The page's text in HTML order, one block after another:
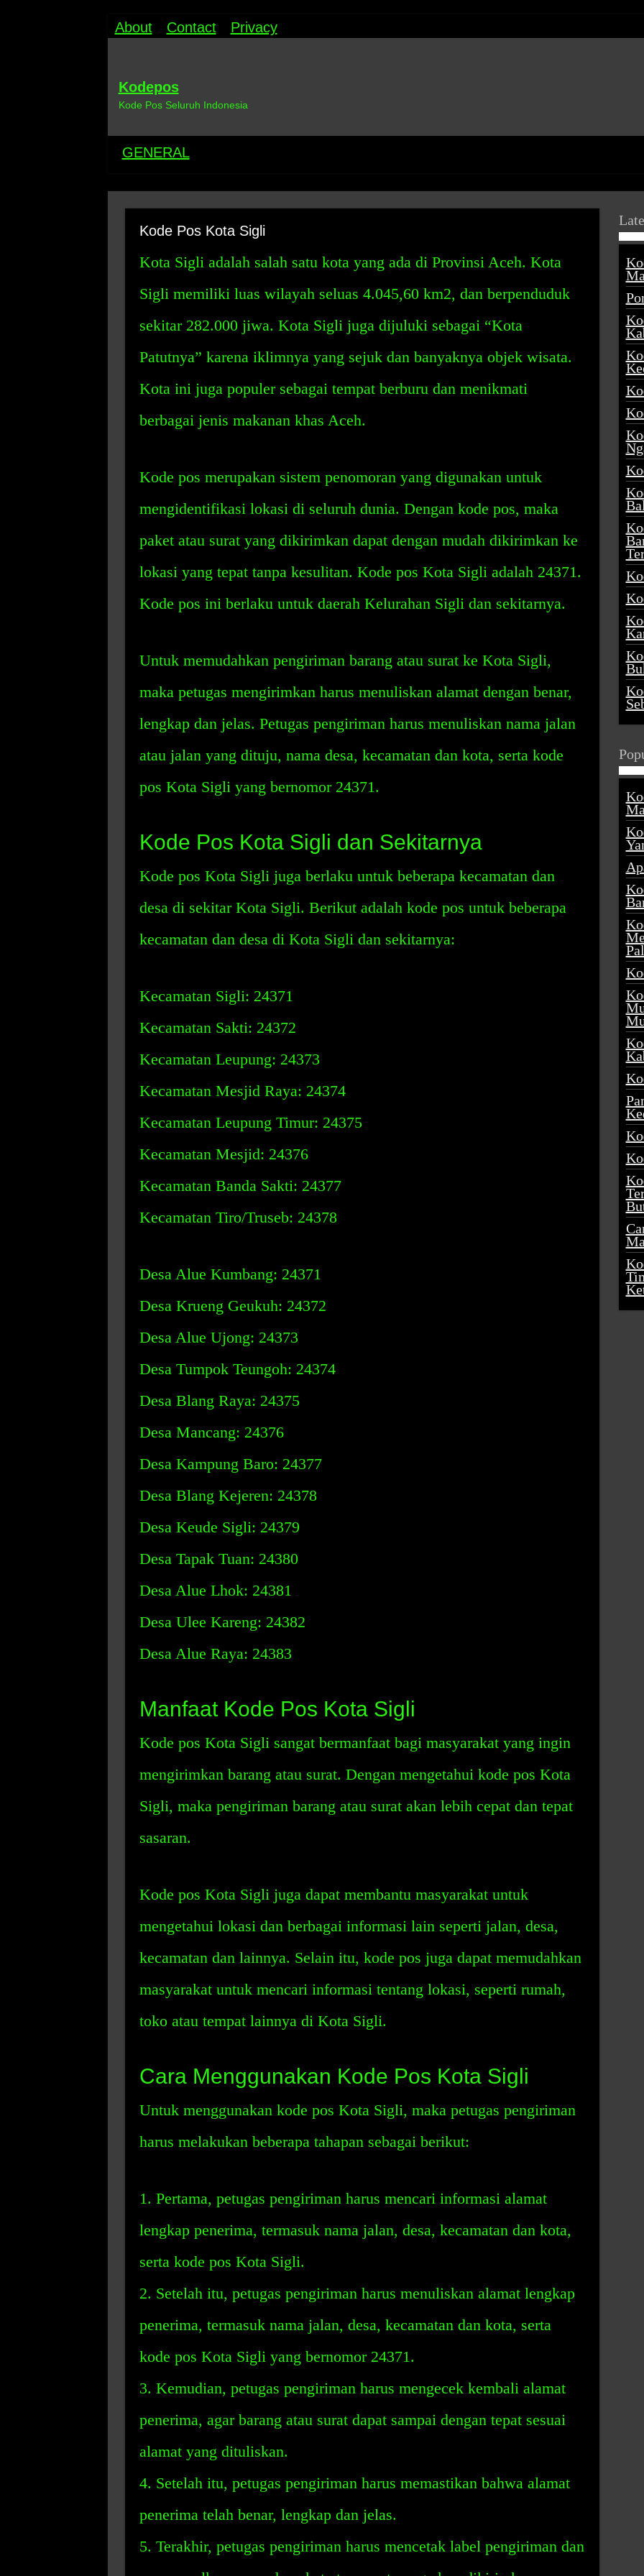
About Contact Privacy
Kodepos
Kode Pos Seluruh Indonesia
GENERAL
Kode Pos Kota Sigli
Kota Sigli adalah salah satu kota yang ada di Provinsi Aceh. Kota
Sigli memiliki luas wilayah seluas 4.045,60 km2, dan berpenduduk
sekitar 282.000 jiwa. Kota Sigli juga dijuluki sebagai “Kota
Patutnya” karena iklimnya yang sejuk dan banyaknya objek wisata.
Kota ini juga populer sebagai tempat berburu dan menikmati
berbagai jenis makanan khas Aceh.
Kode pos merupakan sistem penomoran yang digunakan untuk
mengidentifikasi lokasi di seluruh dunia. Dengan kode pos, maka
paket atau surat yang dikirimkan dapat dengan mudah dikirimkan ke
lokasi yang tepat tanpa kesulitan. Kode pos Kota Sigli adalah 24371.
Kode pos ini berlaku untuk daerah Kelurahan Sigli dan sekitarnya.
Untuk memudahkan pengiriman barang atau surat ke Kota Sigli,
maka petugas mengirimkan harus menuliskan alamat dengan benar,
lengkap dan jelas. Petugas pengiriman harus menuliskan nama jalan
atau jalan yang dituju, nama desa, kecamatan dan kota, serta kode
pos Kota Sigli yang bernomor 24371.
Kode Pos Kota Sigli dan Sekitarnya
Kode pos Kota Sigli juga berlaku untuk beberapa kecamatan dan
desa di sekitar Kota Sigli. Berikut adalah kode pos untuk beberapa
kecamatan dan desa di Kota Sigli dan sekitarnya:
Kecamatan Sigli: 24371
Kecamatan Sakti: 24372
Kecamatan Leupung: 24373
Kecamatan Mesjid Raya: 24374
Kecamatan Leupung Timur: 24375
Kecamatan Mesjid: 24376
Kecamatan Banda Sakti: 24377
Kecamatan Tiro/Truseb: 24378
Desa Alue Kumbang: 24371
Desa Krueng Geukuh: 24372
Desa Alue Ujong: 24373
Desa Tumpok Teungoh: 24374
Desa Blang Raya: 24375
Desa Mancang: 24376
Desa Kampung Baro: 24377
Desa Blang Kejeren: 24378
Desa Keude Sigli: 24379
Desa Tapak Tuan: 24380
Desa Alue Lhok: 24381
Desa Ulee Kareng: 24382
Desa Alue Raya: 24383
Manfaat Kode Pos Kota Sigli
Kode pos Kota Sigli sangat bermanfaat bagi masyarakat yang ingin
mengirimkan barang atau surat. Dengan mengetahui kode pos Kota
Sigli, maka pengiriman barang atau surat akan lebih cepat dan tepat
sasaran.
Kode pos Kota Sigli juga dapat membantu masyarakat untuk
mengetahui lokasi dan berbagai informasi lain seperti jalan, desa,
kecamatan dan lainnya. Selain itu, kode pos juga dapat memudahkan
masyarakat untuk mencari informasi tentang lokasi, seperti rumah,
toko atau tempat lainnya di Kota Sigli.
Cara Menggunakan Kode Pos Kota Sigli
Untuk menggunakan kode pos Kota Sigli, maka petugas pengiriman
harus melakukan beberapa tahapan sebagai berikut:
1. Pertama, petugas pengiriman harus mencari informasi alamat
lengkap penerima, termasuk nama jalan, desa, kecamatan dan kota,
serta kode pos Kota Sigli.
2. Setelah itu, petugas pengiriman harus menuliskan alamat lengkap
penerima, termasuk nama jalan, desa, kecamatan dan kota, serta
kode pos Kota Sigli yang bernomor 24371.
3. Kemudian, petugas pengiriman harus mengecek kembali alamat
penerima, agar barang atau surat dapat sampai dengan tepat sesuai
alamat yang dituliskan.
4. Setelah itu, petugas pengiriman harus memastikan bahwa alamat
penerima telah benar, lengkap dan jelas.
5. Terakhir, petugas pengiriman harus mencetak label pengiriman dan